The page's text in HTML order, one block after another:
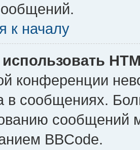
к началу
конференции
в сообщениях.
сообщений
BBCode.